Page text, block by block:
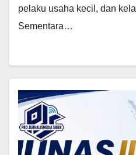
pelaku usaha kecil, dan
Sementara…